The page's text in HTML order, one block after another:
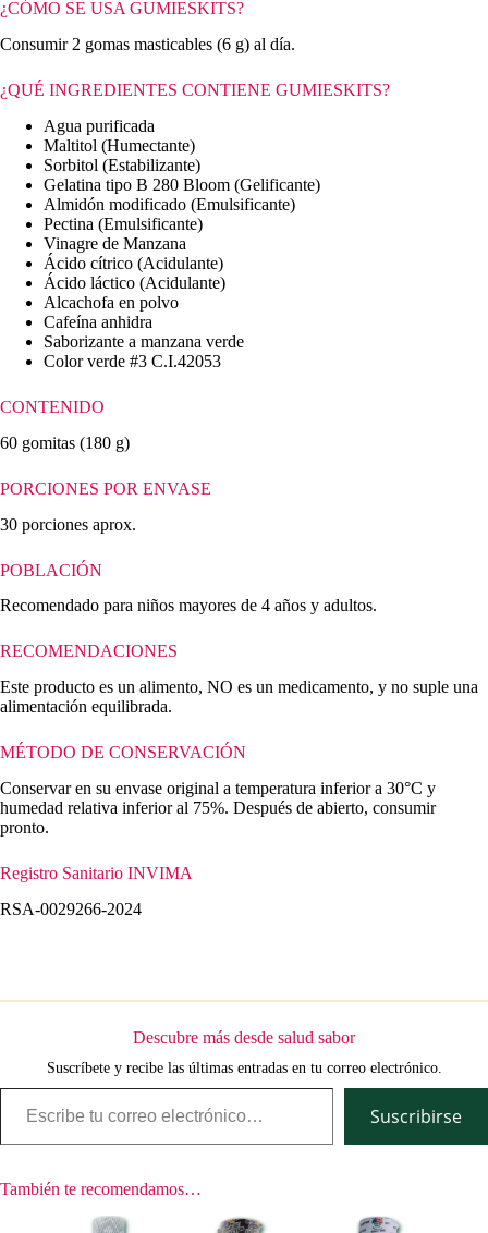
¿CÓMO SE USAGUMIESKITS?
Consumir 2 gomas masticables (6 g) al día.
¿QUÉ INGREDIENTES CONTIENE GUMIESKITS?
Agua purificada
Maltitol (Humectante)
Sorbitol (Estabilizante)
Gelatina tipo B 280 Bloom (Gelificante)
Almidón modificado (Emulsificante)
Pectina (Emulsificante)
Vinagre de Manzana
Ácido cítrico (Acidulante)
Ácido láctico (Acidulante)
Alcachofa en polvo
Cafeína anhidra
Saborizante a manzana verde
Color verde #3 C.I.42053
CONTENIDO
60 gomitas (180 g)
PORCIONES POR ENVASE
30 porciones aprox.
POBLACIÓN
Recomendado para niños mayores de 4 años y adultos.
RECOMENDACIONES
Este producto es un alimento, NO es un medicamento, y no suple una
alimentación equilibrada.
MÉTODO DE CONSERVACIÓN
Conservar en su envase original a temperatura inferior a 30°C y
humedad relativa inferior al 75%. Después de abierto, consumir
pronto.
Registro Sanitario INVIMA
RSA-0029266-2024
Descubre más desde salud sabor
Suscríbete y recibe las últimas entradas en tu correo electrónico.
Escribe tu correo electrónico…
Suscribirse
También te recomendamos…